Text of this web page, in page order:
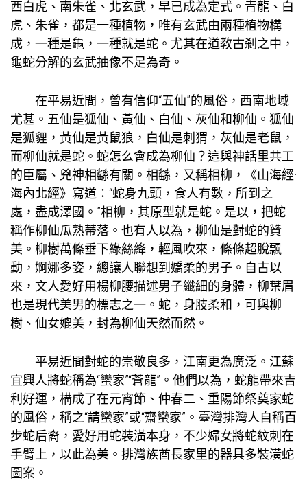
西白虎、南朱雀、北玄武，早已成為定式。青龍、白
虎、朱雀，都是一種植物，唯有玄武由兩種植物構
成，一種是龜，一種就是蛇。尤其在道教古剎之中，
龜蛇分解的玄武抽像不足為奇。
在平易近間，曾有信仰“五仙”的風俗，西南地域
尤甚。五仙是狐仙、黃仙、白仙、灰仙和柳仙。狐仙
是狐貍，黃仙是黃鼠狼，白仙是刺猬，灰仙是老鼠，
而柳仙就是蛇。蛇怎么會成為柳仙？這與神話里共工
的臣屬、兇神相繇有關。相繇，又稱相柳，《山海經·
海內北經》寫道：“蛇身九頭，食人有數，所到之
處，盡成澤國。”相柳，其原型就是蛇。是以，把蛇
稱作柳仙瓜熟蒂落。也有人以為，柳仙是對蛇的贊
美。柳樹萬條垂下綠絲絳，輕風吹來，條條超脫飄
動，婀娜多姿，總讓人聯想到嬌柔的男子。自古以
來，文人愛好用楊柳腰描述男子纖細的身體，柳葉眉
也是現代美男的標志之一。蛇，身肢柔和，可與柳
樹、仙女媲美，封為柳仙天然而然。
平易近間對蛇的崇敬良多，江南更為廣泛。江蘇
宜興人將蛇稱為“蠻家”“蒼龍”。他們以為，蛇能帶來吉
利好運，構成了在元宵節、仲春二、重陽節祭奠家蛇
的風俗，稱之“請蠻家”或“齋蠻家”。臺灣排灣人自稱百
步蛇后裔，愛好用蛇裝潢本身，不少婦女將蛇紋刺在
手臂上，以此為美。排灣族酋長家里的器具多裝潢蛇
圖案。